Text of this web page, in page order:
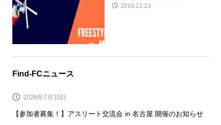
2019.12.23
Find-FCニュース
【参加者募集！】アスリート交流会 in 名古屋 開催のお知らせ
2026年7月10日